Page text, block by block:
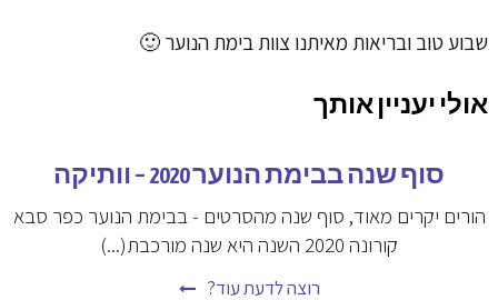
שבוע טוב ובריאות מאיתנו צוות בימת הנוער 🙂
אולי יעניין אותך
סוף שנה בבימת הנוער 2020 – וותיקה
הורים יקרים מאוד, סוף שנה מהסרטים - בבימת הנוער כפר סבא
קורונה 2020 השנה היא שנה מורכבת(...)
רוצה לדעת עוד?